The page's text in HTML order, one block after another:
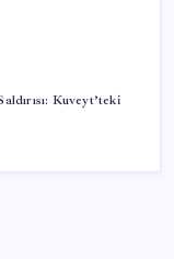
Kuveyt’teki